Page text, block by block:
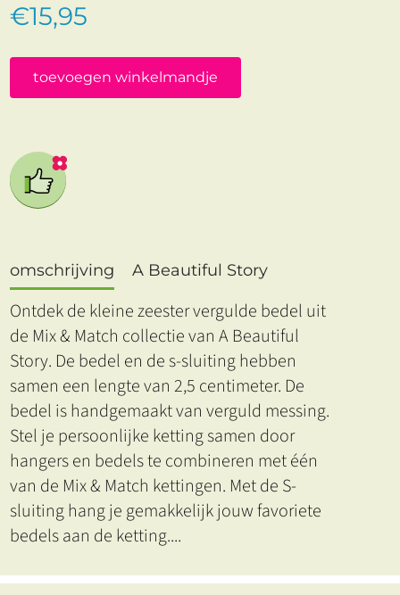
€15,95
toevoegen winkelmandje
omschrijving A Beautiful Story
Ontdek de kleine zeester vergulde bedel uit
de Mix & Match collectie van A Beautiful
Story. De bedel en de s-sluiting hebben
samen een lengte van 2,5 centimeter. De
bedel is handgemaakt van verguld messing.
Stel je persoonlijke ketting samen door
hangers en bedels te combineren met één
van de Mix & Match kettingen. Met de S-
sluiting hang je gemakkelijk jouw favoriete
bedels aan de ketting....